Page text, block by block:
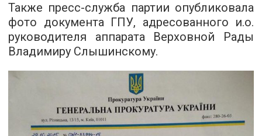
Также пресс-служба партии опубликовала
фото документа ГПУ, адресованного и.о.
руководителя аппарата Верховной Рады
Владимиру Слышинскому.